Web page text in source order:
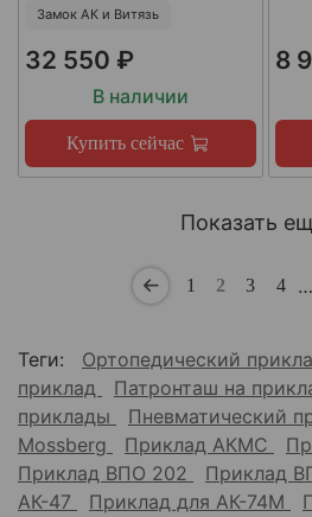
Замок АК и Витязь
32 550 ₽
В наличии
Купить сейчас
8
Показать
1 2 3 4 …
Теги: Ортопедический
приклад
Патронташ на
приклады
Пневматический
Mossberg
Приклад АКМС
Приклад ВПО 202
Приклад
АК-47
Приклад для АК-74М